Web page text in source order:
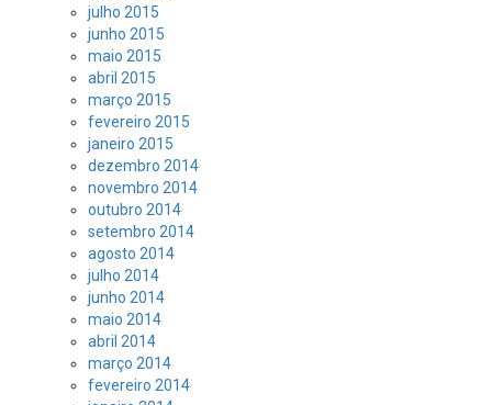
julho 2015
junho 2015
maio 2015
abril 2015
março 2015
fevereiro 2015
janeiro 2015
dezembro 2014
novembro 2014
outubro 2014
setembro 2014
agosto 2014
julho 2014
junho 2014
maio 2014
abril 2014
março 2014
fevereiro 2014